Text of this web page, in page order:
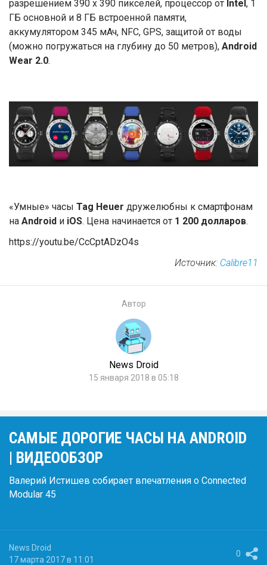
разрешением 390 х 390 пикселей, процессор от Intel, 1
ГБ основной и 8 ГБ встроенной памяти,
аккумулятором 345 мАч, NFC, GPS, защитой от воды
(можно погружаться на глубину до 50 метров), Android
Wear 2.0.
«Умные» часы Tag Heuer дружелюбны к смартфонам
на Android и iOS. Цена начинается от 1 200 долларов.
https://youtu.be/CcCptADzO4s
Источник: Calibre11
Автор
News Droid
15 января 2018 в 05:18
САМЫЕ ДОРОГИЕ ЧАСЫ НА ANDROID
| ВИДЕООБЗОР
Валерий Истишев собирает впечатления о Connected
Modular 45
News Droid
17 марта 2017 в 11:01
0